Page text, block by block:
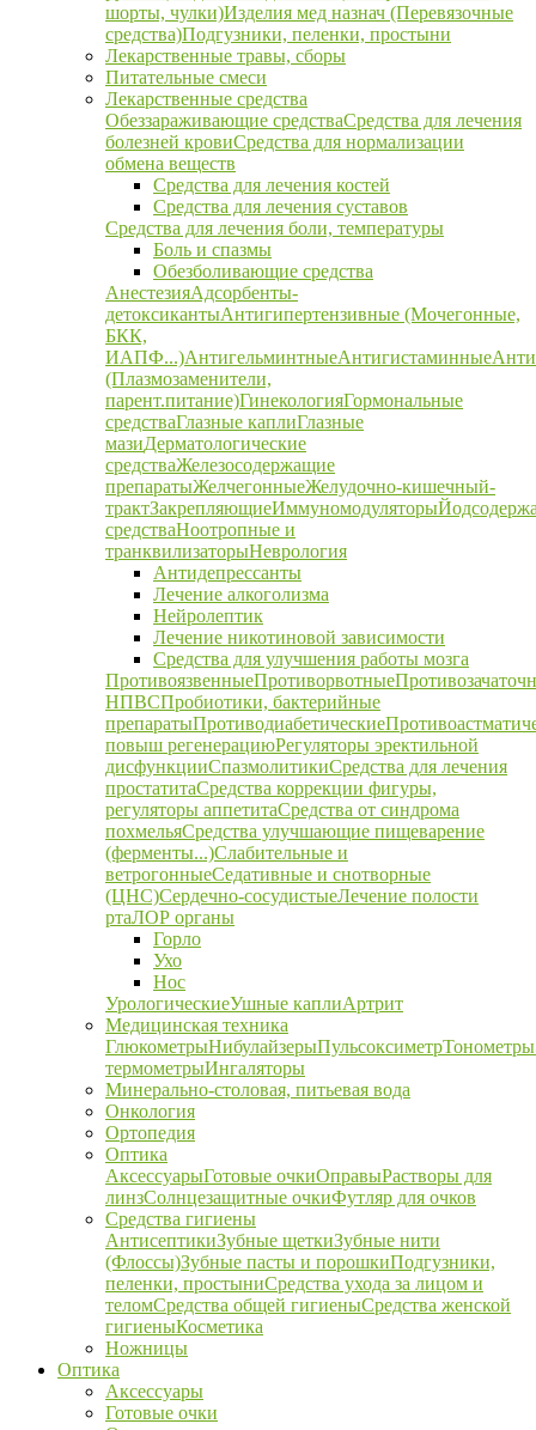
шорты, чулки)Изделия мед назнач (Перевязочные
средства)Подгузники, пеленки, простыни
Лекарственные травы, сборы
Питательные смеси
Лекарственные средства
Обеззараживающие средстваСредства для лечения
болезней кровиСредства для нормализации
обмена веществ
Средства для лечения костей
Средства для лечения суставов
Средства для лечения боли, температуры
Боль и спазмы
Обезболивающие средства
АнестезияАдсорбенты-
детоксикантыАнтигипертензивные (Мочегонные,
БКК,
ИАПФ...)АнтигельминтныеАнтигистаминные
(Плазмозаменители,
парент.питание)ГинекологияГормональные
средстваГлазные каплиГлазные
мазиДерматологические
средстваЖелезосодержащие
препаратыЖелчегонныеЖелудочно-кишечный-
трактЗакрепляющиеИммуномодуляторы
средстваНоотропные и
транквилизаторыНеврология
Антидепрессанты
Лечение алкоголизма
Нейролептик
Лечение никотиновой зависимости
Средства для улучшения работы мозга
ПротивоязвенныеПротиворвотные
НПВСПробиотики, бактерийные
препаратыПротиводиабетические
повыш регенерациюРегуляторы эректильной
дисфункцииСпазмолитикиСредства для лечения
простатитаСредства коррекции фигуры,
регуляторы аппетитаСредства от синдрома
похмельяСредства улучшающие пищеварение
(ферменты...)Слабительные и
ветрогонныеСедативные и снотворные
(ЦНС)Сердечно-сосудистыеЛечение полости
ртаЛОР органы
Горло
Ухо
Нос
УрологическиеУшные каплиАртрит
Медицинская техника
ГлюкометрыНибулайзерыПульсоксиметрТонометры
термометрыИнгаляторы
Минерально-столовая, питьевая вода
Онкология
Ортопедия
Оптика
АксессуарыГотовые очкиОправыРастворы для
линзСолнцезащитные очкиФутляр для очков
Средства гигиены
АнтисептикиЗубные щеткиЗубные нити
(Флоссы)Зубные пасты и порошкиПодгузники,
пеленки, простыниСредства ухода за лицом и
теломСредства общей гигиеныСредства женской
гигиеныКосметика
Ножницы
Оптика
Аксессуары
Готовые очки